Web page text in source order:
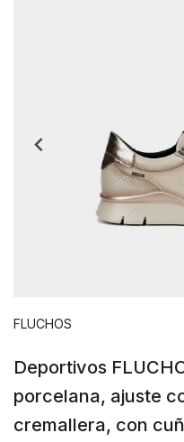
FLUCHOS
Deportivos
porcelana, ajuste
cremallera, con